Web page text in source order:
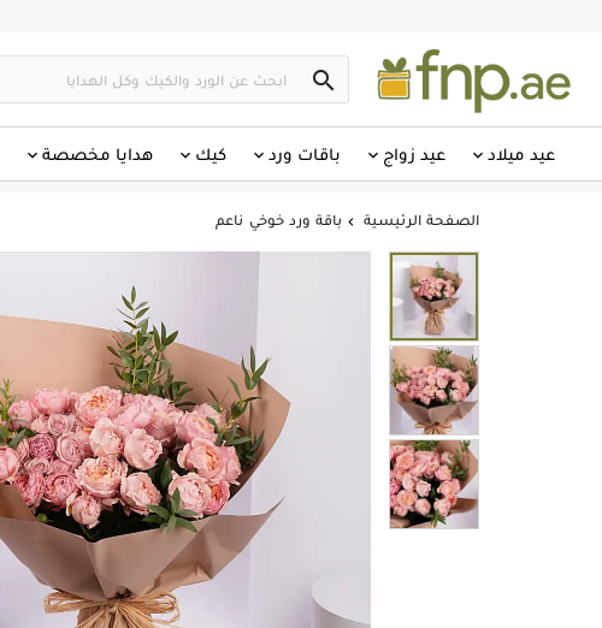

عيد ميلاد عيد زواج باقات ورد كيك هدايا مخصصة
الصفحة الرئيسية  باقة ورد خوخي ناعم